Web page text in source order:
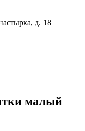
д. 18
малый